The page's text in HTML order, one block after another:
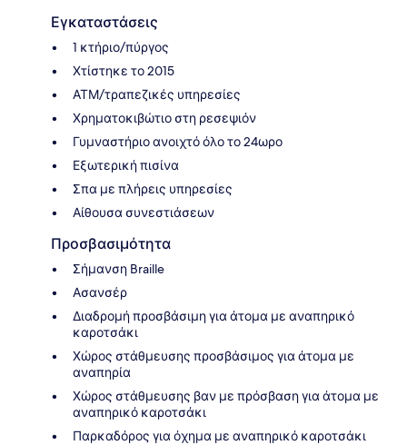
Εγκαταστάσεις
1 κτήριο/πύργος
Χτίστηκε το 2015
ΑΤΜ/τραπεζικές υπηρεσίες
Χρηματοκιβώτιο στη ρεσεψιόν
Γυμναστήριο ανοιχτό όλο το 24ωρο
Εξωτερική πισίνα
Σπα με πλήρεις υπηρεσίες
Αίθουσα συνεστιάσεων
Προσβασιμότητα
Σήμανση Braille
Ασανσέρ
Διαδρομή προσβάσιμη για άτομα με αναπηρικό
καροτσάκι
Χώρος στάθμευσης προσβάσιμος για άτομα με
αναπηρία
Χώρος στάθμευσης βαν με πρόσβαση για άτομα με
αναπηρικό καροτσάκι
Παρκαδόρος για όχημα με αναπηρικό καροτσάκι